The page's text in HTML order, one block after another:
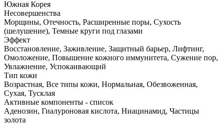
Южная Корея
Несовершенства
Морщины, Отечность, Расширенные поры, Сухость
(шелушение), Темные круги под глазами
Эффект
Восстановление, Заживление, Защитный барьер, Лифтинг,
Омоложение, Повышение кожного иммунитета, Сужение пор,
Увлажнение, Успокаивающий
Тип кожи
Возрастная, Все типы кожи, Нормальная, Обезвоженная,
Сухая, Тусклая
Активные компоненты - список
Аденозин, Гиалуроновая кислота, Ниацинамид, Частицы
золота